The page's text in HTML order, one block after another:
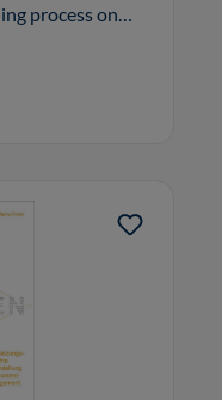
process on